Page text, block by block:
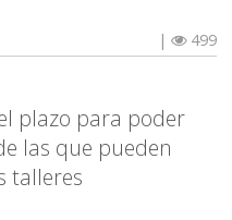
| 499
plazo para poder
las que pueden
talleres